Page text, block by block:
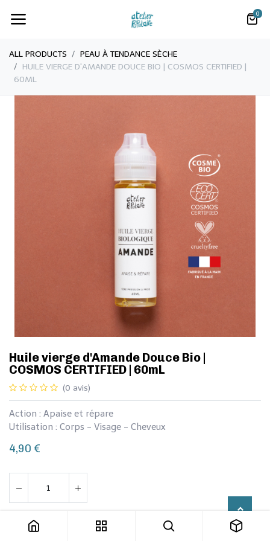
0
ALL PRODUCTS
PEAU À TENDANCE SÈCHE
​​HUILE VIERGE D'AMANDE DOUCE BIO | COSMOS CERTIFIED |
60ML
​​Huile vierge d'Amande Douce Bio |
COSMOS CERTIFIED | 60mL
(0 avis)
Action : Apaise et répare
Utilisation : Corps - Visage - Cheveux
4,90 €
Ajouter au panier